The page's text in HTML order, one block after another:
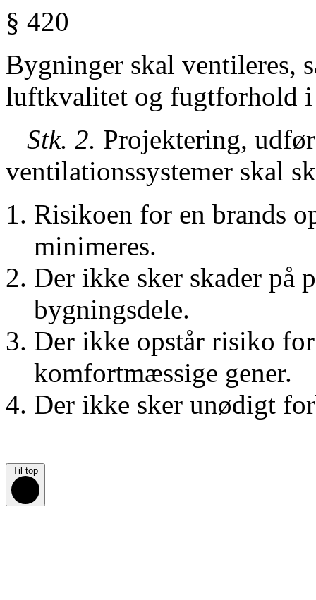
§ 420
Bygninger skal ventileres,
luftkvalitet og fugtforhold
Stk. 2. Projektering,
ventilationssystemer skal
Risikoen for en brands
minimeres.
Der ikke sker skader på
bygningsdele.
Der ikke opstår risiko
komfortmæssige gener.
Der ikke sker unødigt
Til top